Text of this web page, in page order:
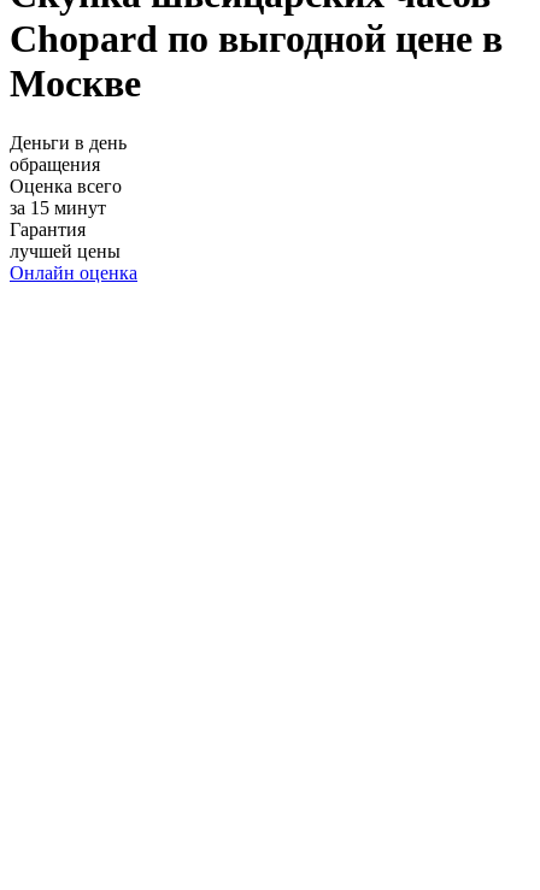
Chopard по выгодной цене в
Москве
Деньги в день
обращения
Оценка всего
за 15 минут
Гарантия
лучшей цены
Онлайн оценка